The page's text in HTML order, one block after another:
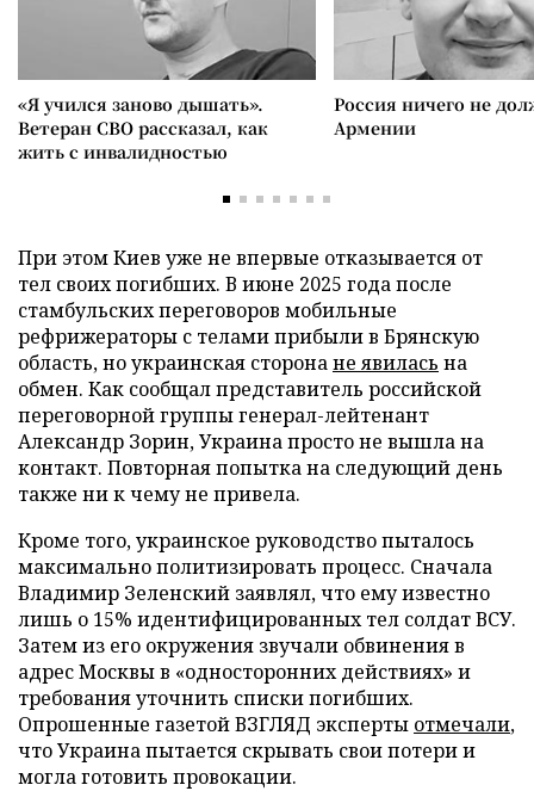
«Я учился заново дышать».
Ветеран СВО рассказал, как
жить с инвалидностью
Россия ничего не
Армении
При этом Киев уже не впервые отказывается от
тел своих погибших. В июне 2025 года после
стамбульских переговоров мобильные
рефрижераторы с телами прибыли в Брянскую
область, но украинская сторонане явилась на
обмен. Как сообщал представитель российской
переговорной группы генерал-лейтенант
Александр Зорин, Украина просто не вышла на
контакт. Повторная попытка на следующий день
также ни к чему не привела.
Кроме того, украинское руководство пыталось
максимально политизировать процесс. Сначала
Владимир Зеленский заявлял, что ему известно
лишь о 15% идентифицированных тел солдат ВСУ.
Затем из его окружения звучали обвинения в
адрес Москвы в «односторонних действиях» и
требования уточнить списки погибших.
Опрошенные газетой ВЗГЛЯД эксперты отмечали,
что Украина пытается скрывать свои потери и
могла готовить провокации.